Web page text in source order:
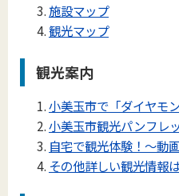
施設マップ
観光マップ
観光案内
小美玉市で「ダイヤモ
小美玉市観光パンフレ
自宅で観光体験！～動
その他詳しい観光情報